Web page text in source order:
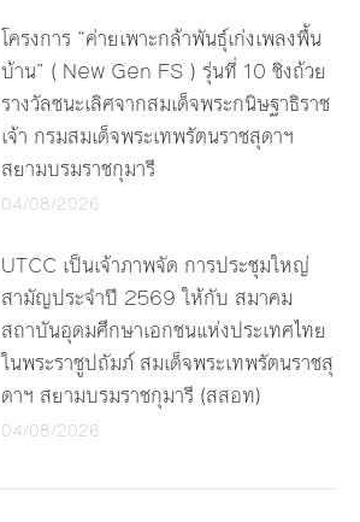
โครงการ “ค่ายเพาะกล้าพันธุ์เก่งเพลงพื้น
บ้าน” ( New Gen FS ) รุ่นที่ 10 ชิงถ้วย
รางวัลชนะเลิศจากสมเด็จพระกนิษฐาธิราช
เจ้า กรมสมเด็จพระเทพรัตนราชสุดาฯ
สยามบรมราชกุมารี
04/08/2026
UTCC เป็นเจ้าภาพจัด การประชุมใหญ่
สามัญประจำปี 2569 ให้กับ สมาคม
สถาบันอุดมศึกษาเอกชนแห่งประเทศไทย
ในพระราชูปถัมภ์ สมเด็จพระเทพรัตนราชสุ
ดาฯ สยามบรมราชกุมารี (สสอท)
04/08/2026